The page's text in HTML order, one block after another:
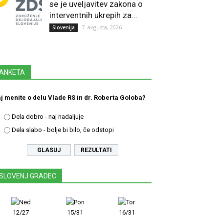
se je uveljavitev zakona o
interventnih ukrepih za...
Slovenija 7. avgusta, 2026
menite o delu Vlade RS in dr. Roberta Goloba?
Dela dobro - naj nadaljuje
Dela slabo - bolje bi bilo, če odstopi
REZULTATI
GRADEC
12/27 15/31 16/31